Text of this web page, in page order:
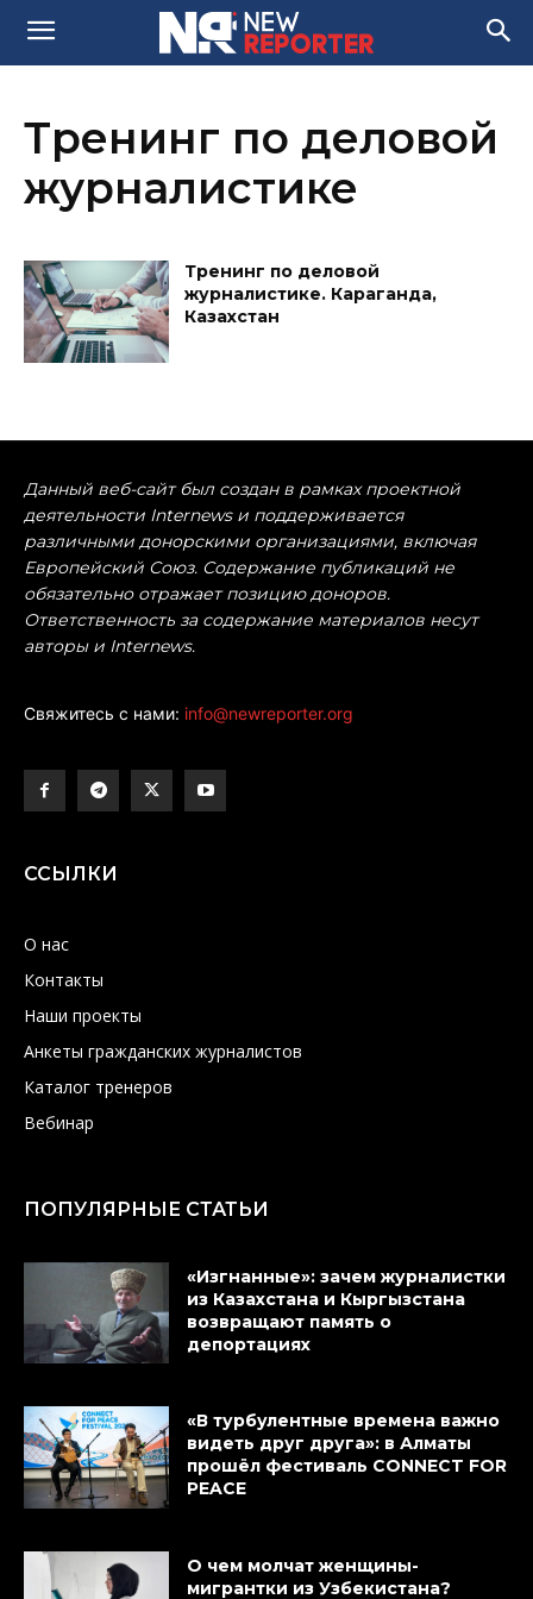
Тренинг по деловой
журналистике
Тренинг по деловой
журналистике. Караганда,
Казахстан
Данный веб-сайт был создан в рамках проектной
деятельности Internews и поддерживается
различными донорскими организациями, включая
Европейский Союз. Содержание публикаций не
обязательно отражает позицию доноров.
Ответственность за содержание материалов несут
авторы и Internews.
Свяжитесь с нами: info@newreporter.org
ССЫЛКИ
О нас
Контакты
Наши проекты
Анкеты гражданских журналистов
Каталог тренеров
Вебинар
ПОПУЛЯРНЫЕ СТАТЬИ
«Изгнанные»: зачем журналистки
из Казахстана и Кыргызстана
возвращают память о
депортациях
«В турбулентные времена важно
видеть друг друга»: в Алматы
прошёл фестиваль CONNECT FOR
PEACE
О чем молчат женщины-
мигрантки из Узбекистана?